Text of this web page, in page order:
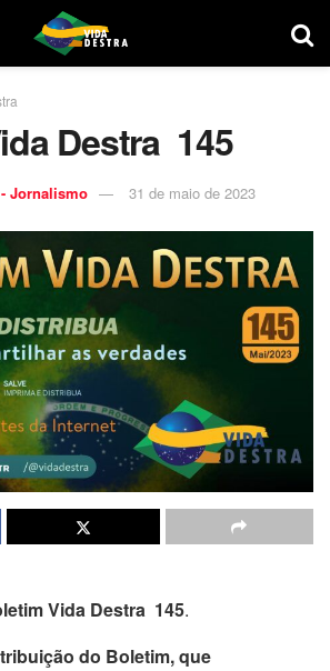
Destra 145
Jornalismo 31 de maio de 2023
Vida Destra 145.
do Boletim, que